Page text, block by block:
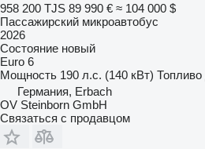
958 200 TJS 89 990 € ≈ 104 000 $
Пассажирский микроавтобус
2026
Состояние новый
Euro 6
Мощность 190 л.с. (140 кВт) Топливо
Германия, Erbach
OV Steinborn GmbH
Связаться с продавцом